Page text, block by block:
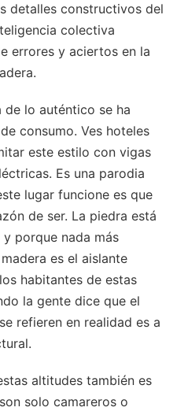
detalles constructivos del
colectiva
errores y aciertos en la
lo auténtico se ha
consumo. Ves hoteles
este estilo con vigas
Es una parodia
lugar funcione es que
de ser. La piedra está
porque nada más
es el aislante
habitantes de estas
la gente dice que el
refieren en realidad es a
altitudes también es
solo camareros o